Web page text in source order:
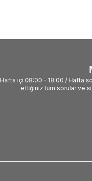
Hafta içi 08:00 - 18:00 / Hafta
ettiğiniz tüm sorular ve